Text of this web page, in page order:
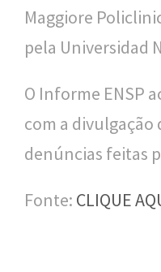
Maggiore
pela Universidad
O Informe ENSP
com a divulgação
denúncias feitas
Fonte: CLIQUE